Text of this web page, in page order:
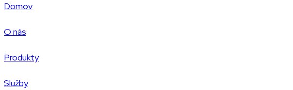
Domov
O nás
Produkty
Služby